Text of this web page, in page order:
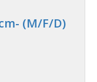
(M/F/D)